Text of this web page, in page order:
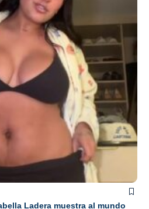
Ladera muestra al mundo